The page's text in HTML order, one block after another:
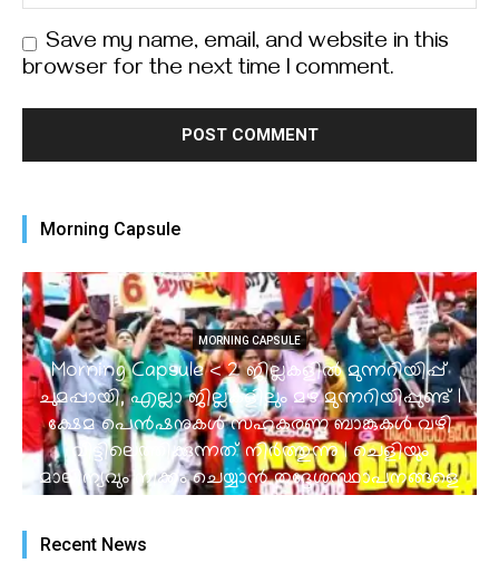
Save my name, email, and website in this
browser for the next time I comment.
Morning Capsule
MORNING CAPSULE
Morning Capsule < 2 ജില്ലകളിൽ മുന്നറിയിപ്പ്
ചുമപ്പായി, എല്ലാ ജില്ലകളിലും മഴ മുന്നറിയിപ്പുണ്ട് I
ക്ഷേമ പെൻഷനുകൾ സഹകരണ ബാങ്കുകൾ വഴി
വീട്ടിലെത്തിക്കുന്നത് നിർത്തുന്നു | ചെളിയും
മാലിന്യവും നീക്കം ചെയ്യാൻ തദ്ദേശസ്ഥാപനങ്ങളെ
‘മൈ പോലീസ് സ്റ്റേഷൻ’ 15 മുതൽ...
Recent News